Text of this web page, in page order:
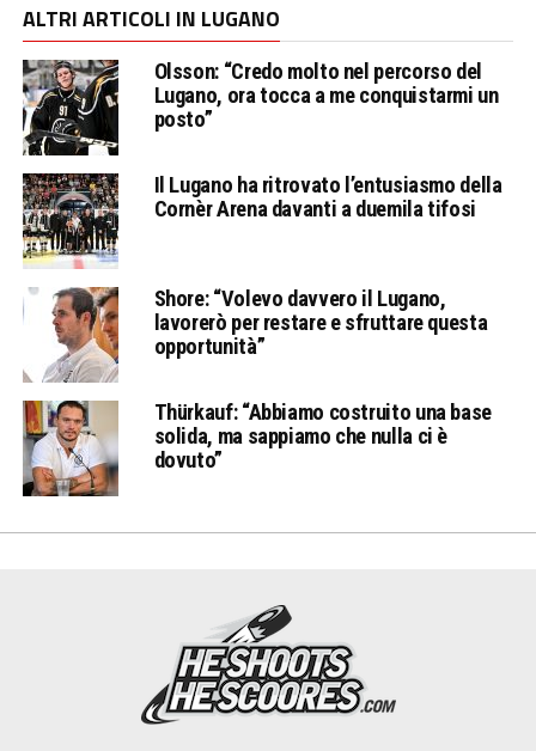
ALTRI ARTICOLI IN LUGANO
Olsson: “Credo molto nel percorso del
Lugano, ora tocca a me conquistarmi un
posto”
Il Lugano ha ritrovato l’entusiasmo della
Cornèr Arena davanti a duemila tifosi
Shore: “Volevo davvero il Lugano,
lavorerò per restare e sfruttare questa
opportunità”
Thürkauf: “Abbiamo costruito una base
solida, ma sappiamo che nulla ci è
dovuto”